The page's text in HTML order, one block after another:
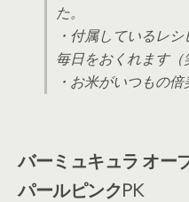
た。
・付属しているレ
毎日をおくれます（
・お米がいつもの倍
バーミュキュラ オー
パールピンクPK